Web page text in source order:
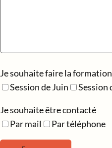
Je souhaite faire la
Session de Juin
Session
Je souhaite être contacté
Par mail
Par téléphone